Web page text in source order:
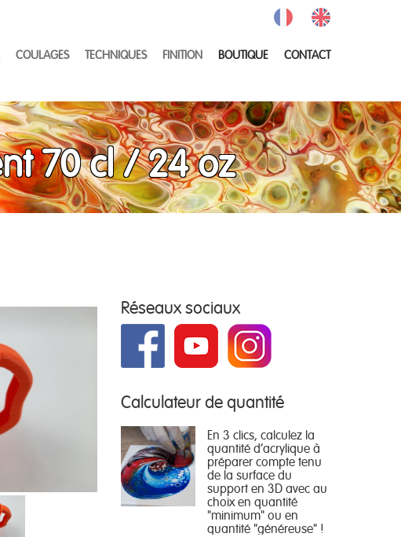
COULAGES TECHNIQUES FINITION BOUTIQUE CONTACT
70 cl / 24 oz
Réseaux sociaux
Calculateur de quantité
En 3 clics, calculez la
quantité d'acrylique à
préparer compte tenu
de la surface du
support en 3D avec au
choix en quantité
"minimum" ou en
quantité "généreuse" !